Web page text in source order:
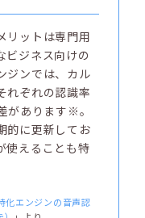
リットは専門用
ビジネス向けの
ジンでは、カル
れぞれの認識率
があります※。
的に更新してお
使えることも特
エンジンの音声認